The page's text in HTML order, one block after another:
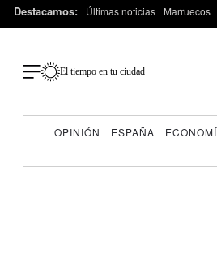
Destacamos: Últimas noticias Marruecos
El tiempo en tu ciudad
OPINIÓN ESPAÑA